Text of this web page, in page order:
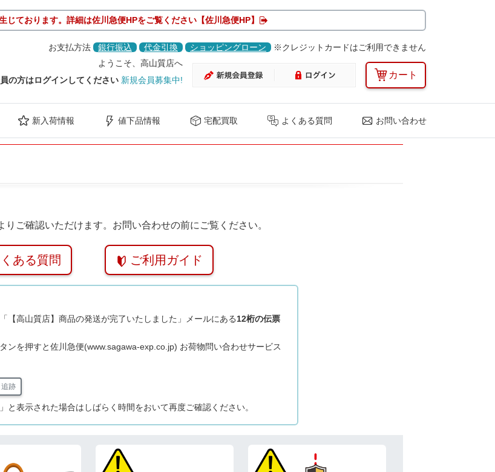
ております。詳細は佐川急便HPをご覧ください【佐川急便HP】
お支払方法 銀行振込 代金引換 ショッピングローン ※クレジットカードはご利用できません
ようこそ、高山質店へ
の方はログインしてください 新規会員募集中! カート
新入荷情報 値下品情報 宅配買取 よくある質問 お問い合わせ
ご確認いただけます。お問い合わせの前にご覧ください。
ある質問 ご利用ガイド
【高山質店】商品の発送が完了いたしました」メールにある12桁の伝票
ンを押すと佐川急便(www.sagawa-exp.co.jp) お荷物問い合わせサービス
追跡
と表示された場合はしばらく時間をおいて再度ご確認ください。